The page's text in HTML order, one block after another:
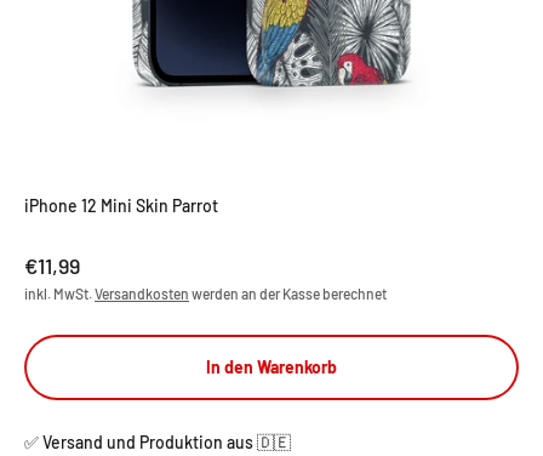
iPhone 12 Mini Skin Parrot
Angebot
€11,99
inkl. MwSt.Versandkosten werden an der Kasse berechnet
In den Warenkorb
✅ Versand und Produktion aus 🇩🇪